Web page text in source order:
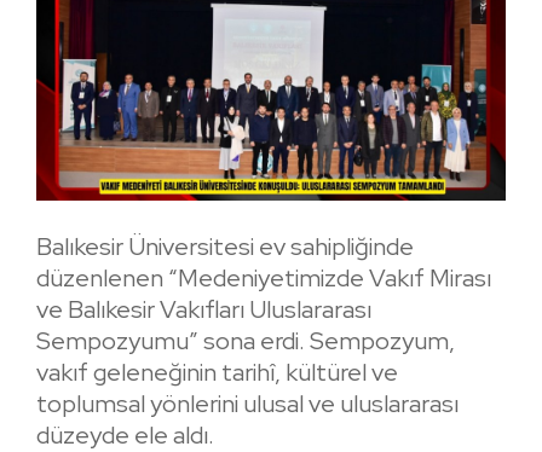
Balıkesir Üniversitesi ev sahipliğinde
düzenlenen “Medeniyetimizde Vakıf Mirası
ve Balıkesir Vakıfları Uluslararası
Sempozyumu” sona erdi. Sempozyum,
vakıf geleneğinin tarihî, kültürel ve
toplumsal yönlerini ulusal ve uluslararası
düzeyde ele aldı.